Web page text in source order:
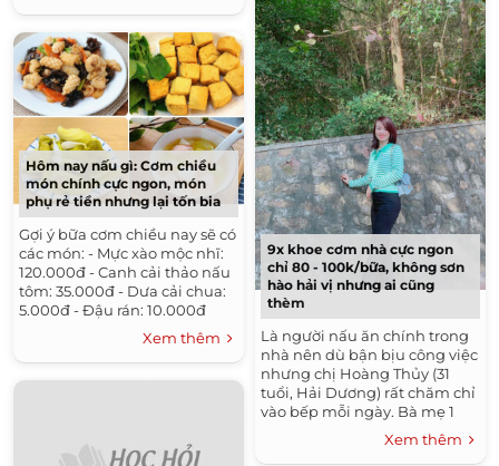
Hôm nay nấu gì: Cơm chiều
món chính cực ngon, món
phụ rẻ tiền nhưng lại tốn bia
Gợi ý bữa cơm chiều nay sẽ có
các món: - Mực xào mộc nhĩ:
120.000đ - Canh cải thảo nấu
tôm: 35.000đ - Dưa cải chua:
5.000đ - Đậu rán: 10.000đ
Tổng: 150.000đ Nguyên liệu:
Xem thêm
9x khoe cơm nhà cực ngon
chỉ 80 - 100k/bữa, không sơn
hào hải vị nhưng ai cũng
thèm
Là người nấu ăn chính trong
nhà nên dù bận bịu công việc
nhưng chị Hoàng Thủy (31
tuổi, Hải Dương) rất chăm chỉ
vào bếp mỗi ngày. Bà mẹ 1
con tâm sự, nấu ăn chính là
một trong những sở...
Xem thêm